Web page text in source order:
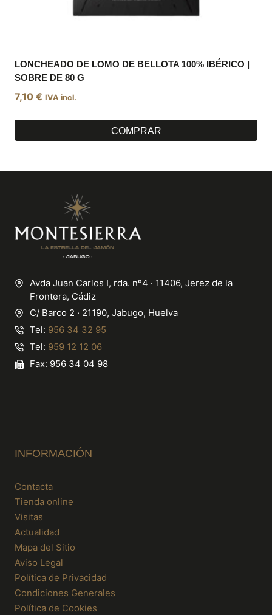
LONCHEADO DE LOMO DE BELLOTA 100% IBÉRICO |
SOBRE DE 80 G
7,10 € IVA incl.
COMPRAR
Avda Juan Carlos I, rda. nº4 · 11406, Jerez de la
Frontera, Cádiz
C/ Barco 2 · 21190, Jabugo, Huelva
Tel: 956 34 32 95
Tel: 959 12 12 06
Fax: 956 34 04 98
INFORMACIÓN
Contacta
Tienda online
Visitas
Actualidad
Mapa del Sitio
Aviso Legal
Política de Privacidad
Condiciones Generales
Política de Cookies